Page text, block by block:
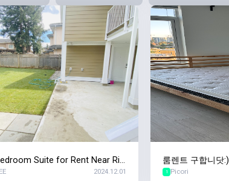
Suite for Rent Near Ric
City Center
2024.12.01
룸렌트 구합니닷:)
1 Picori